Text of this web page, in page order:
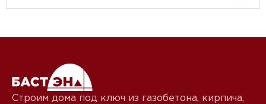
Строим дома под ключ из газобетона, кирпича,